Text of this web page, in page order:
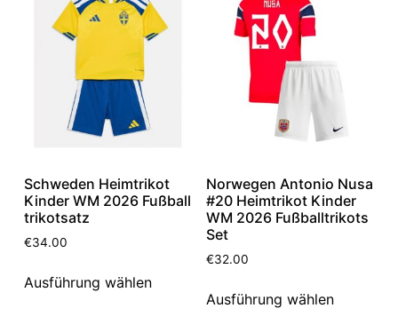
Schweden Heimtrikot
Kinder WM 2026 Fußball
trikotsatz
€34.00
Ausführung wählen
Norwegen Antonio Nusa
#20 Heimtrikot Kinder
WM 2026 Fußballtrikots
Set
€32.00
Ausführung wählen